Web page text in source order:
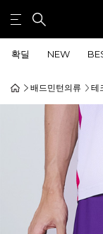
확딜 NEW
배드민턴의류 테